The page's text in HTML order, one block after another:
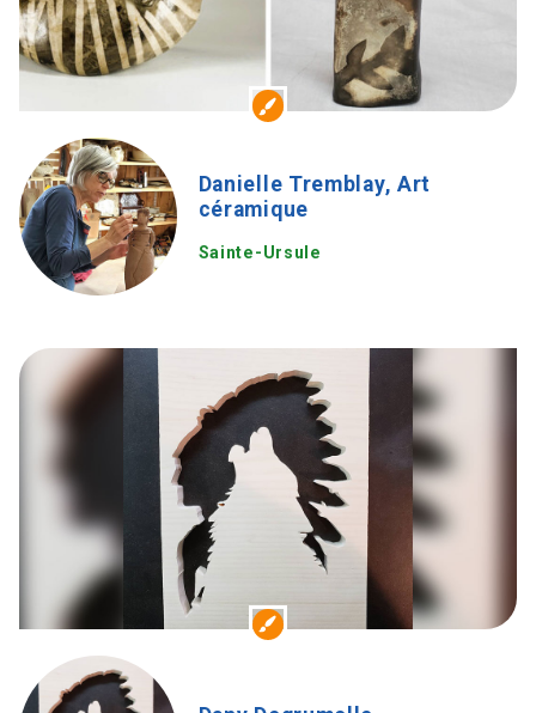
Danielle Tremblay, Art
céramique
Sainte-Ursule